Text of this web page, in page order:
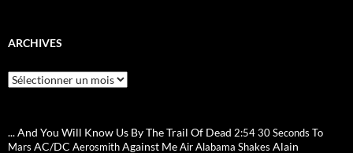
ARCHIVES
Archives
... And You Will Know Us By The Trail Of Dead 2:5430 Seconds To
Mars AC/DC AerosmithAgainst MeAirAlabama Shakes Alain